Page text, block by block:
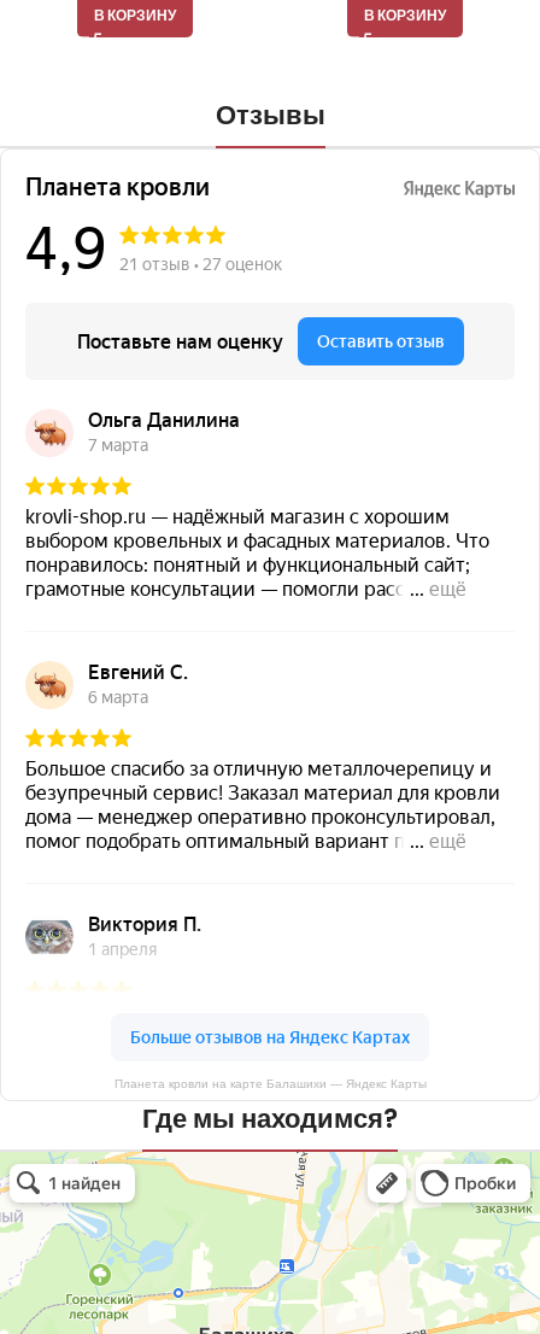
В КОРЗИНУ В КОРЗИНУ
Отзывы
Планета кровли на карте Балашихи — Яндекс Карты
Где мы находимся?
Планета кровли
Кровля и кровельные материалы в Балашихе
Окна в Балашихе